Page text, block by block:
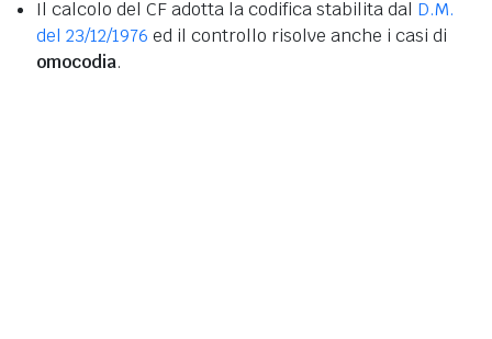
Il calcolo del CF adotta la codifica stabilita dal D.M.
del 23/12/1976 ed il controllo risolve anche i casi di
omocodia.